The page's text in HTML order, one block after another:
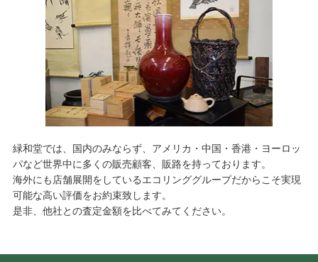
緑和堂では、国内のみならず、アメリカ・中国・香港・ヨーロッ
パなど世界中に多くの販売顧客、販路を持っております。
海外にも店舗展開をしているエコリンググループだからこそ実現
可能な高い評価をお約束致します。
是非、他社との査定金額を比べてみてください。